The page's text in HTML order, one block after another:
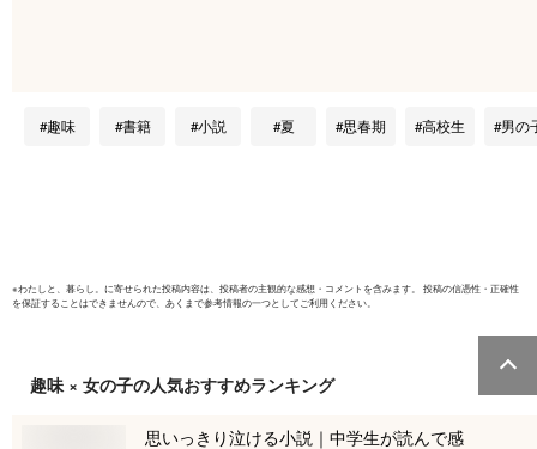
趣味 書籍 小説 夏 思春期 高校生 男の
※わたしと、暮らし。 に寄せられた投稿内容は、投稿者の主観的な感想・コメントを含みます。 投稿の信憑性・正確性
を保証することはできませんので、あくまで参考情報の一つとしてご利用ください。
趣味 × 女の子の人気おすすめランキング
思いっきり泣ける小説｜中学生が読んで感